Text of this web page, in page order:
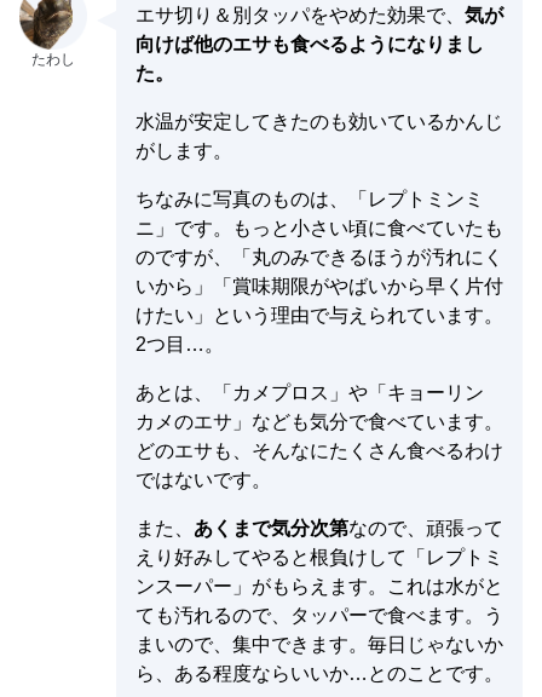
エサ切り＆別タッパをやめた効果で、 気が
向けば他のエサも食べるようになりまし
た。
水温が安定してきたのも効いているかんじ
がします。
ちなみに写真のものは、「レプトミンミ
ニ」です。もっと小さい頃に食べていたも
のですが、「丸のみできるほうが汚れにく
いから」「賞味期限がやばいから早く片付
けたい」という理由で与えられています。
2つ目…。
あとは、「カメプロス」や「キョーリン
カメのエサ」なども気分で食べています。
どのエサも、そんなにたくさん食べるわけ
ではないです。
また、 あくまで気分次第なので、頑張って
えり好みしてやると根負けして「レプトミ
ンスーパー」がもらえます。これは水がと
ても汚れるので、タッパーで食べます。う
まいので、集中できます。毎日じゃないか
ら、ある程度ならいいか…とのことです。